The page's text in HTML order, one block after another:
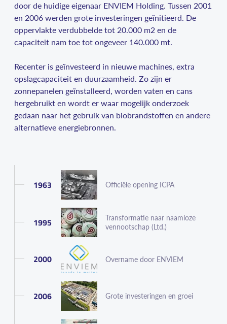
door de huidige eigenaar ENVIEM Holding. Tussen 2001
en 2006 werden grote investeringen geïnitieerd. De
oppervlakte verdubbelde tot 20.000 m2 en de
capaciteit nam toe tot ongeveer 140.000 mt.
Recenter is geïnvesteerd in nieuwe machines, extra
opslagcapaciteit en duurzaamheid. Zo zijn er
zonnepanelen geïnstalleerd, worden vaten en cans
hergebruikt en wordt er waar mogelijk onderzoek
gedaan naar het gebruik van biobrandstoffen en andere
alternatieve energiebronnen.
1963 Officiële opening ICPA
1995
Transformatie naar naamloze
vennootschap (Ltd.)
2000 Overname door ENVIEM
2006 Grote investeringen en groei